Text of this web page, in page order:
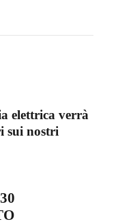
elettrica verrà
sui nostri